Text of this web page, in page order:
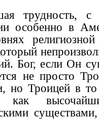
трудность,
особенно в
Бог, если Он
не просто
но Троицей в
как